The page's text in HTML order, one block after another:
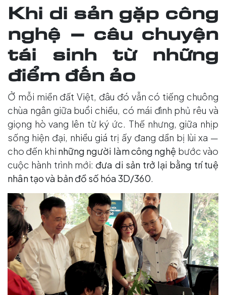
Khi di sản gặp công
nghệ – câu chuyện
tái sinh từ những
điểm đến ảo
Ở mỗi miền đất Việt, đâu đó vẫn có tiếng chuông
chùa ngân giữa buổi chiều, có mái đình phủ rêu và
giọng hò vang lên từ ký ức. Thế nhưng, giữa nhịp
sống hiện đại, nhiều giá trị ấy đang dần bị lùi xa —
cho đến khi những người làm công nghệ bước vào
cuộc hành trình mới: đưa di sản trở lại bằng trí tuệ
nhân tạo và bản đồ số hóa 3D/360.